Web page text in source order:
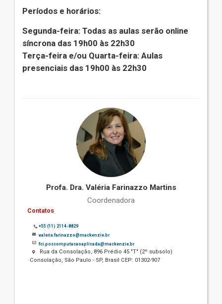
Períodos e horários:
Segunda-feira: Todas as aulas serão online
síncrona das 19h00 às 22h30
Terça-feira e/ou Quarta-feira: Aulas
presenciais das 19h00 às 22h30
Profa. Dra. Valéria Farinazzo Martins
Coordenadora
Contatos
+55 (11) 2114-8829
valeria.farinazzo@mackenzie.br
fci.poscomputacaoaplicada@mackenzie.br
Rua da Consolação, 896 Prédio 45 "T" (2º subsolo)
Consolação, São Paulo - SP, Brasil CEP: 01302-907